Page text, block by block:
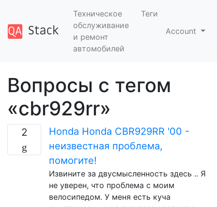
Техническое
обслуживание
и ремонт
автомобилей
Теги
Account
Вопросы с тегом
«cbr929rr»
2
Honda Honda CBR929RR '00 -
неизвестная проблема,
помогите!
Извините за двусмысленность здесь .. Я
не уверен, что проблема с моим
велосипедом. У меня есть куча